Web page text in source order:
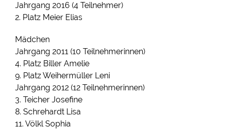
Jahrgang 2016 (4 Teilnehmer)
2. Platz Meier Elias
Mädchen
Jahrgang 2011 (10 Teilnehmerinnen)
4. Platz Biller Amelie
9. Platz Weihermüller Leni
Jahrgang 2012 (12 Teilnehmerinnen)
3. Teicher Josefine
8. Schrehardt Lisa
11. Völkl Sophia